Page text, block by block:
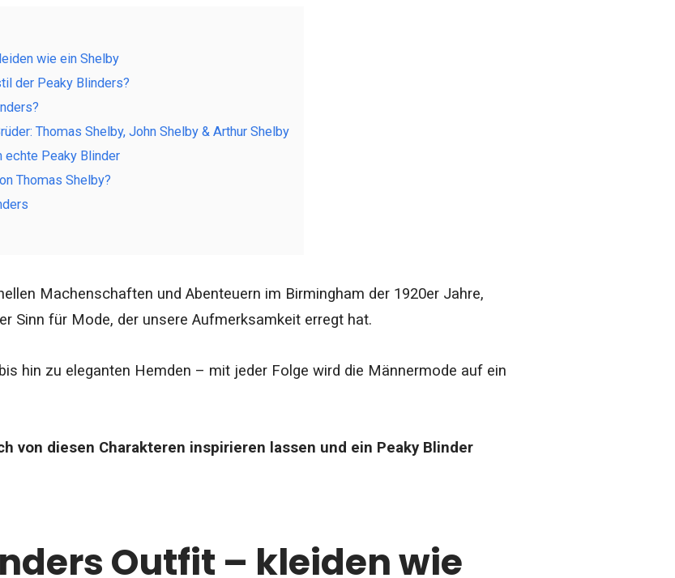
wie ein Shelby
der Peaky Blinders?
Thomas Shelby, John Shelby & Arthur Shelby
echte Peaky Blinder
Thomas Shelby?
Machenschaften und Abenteuern im Birmingham der 1920er Jahre,
Sinn für Mode, der unsere Aufmerksamkeit erregt hat.
hin zu eleganten Hemden – mit jeder Folge wird die Männermode auf ein
von diesen Charakteren inspirieren lassen und ein Peaky Blinder
Outfit – kleiden wie